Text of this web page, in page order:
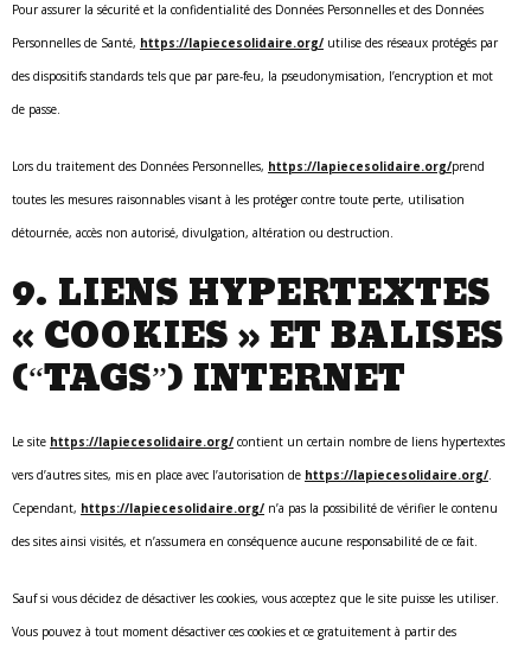
Pour assurer la sécurité et la confidentialité des Données Personnelles et des Données
Personnelles de Santé, https://lapiecesolidaire.org/ utilise des réseaux protégés par
des dispositifs standards tels que par pare-feu, la pseudonymisation, l’encryption et mot
de passe.
Lors du traitement des Données Personnelles, https://lapiecesolidaire.org/prend
toutes les mesures raisonnables visant à les protéger contre toute perte, utilisation
détournée, accès non autorisé, divulgation, altération ou destruction.
9. LIENS HYPERTEXTES
« COOKIES » ET BALISES
(“TAGS”) INTERNET
Le site https://lapiecesolidaire.org/ contient un certain nombre de liens hypertextes
vers d’autres sites, mis en place avec l’autorisation de https://lapiecesolidaire.org/.
Cependant, https://lapiecesolidaire.org/ n’a pas la possibilité de vérifier le contenu
des sites ainsi visités, et n’assumera en conséquence aucune responsabilité de ce fait.
Sauf si vous décidez de désactiver les cookies, vous acceptez que le site puisse les utiliser.
Vous pouvez à tout moment désactiver ces cookies et ce gratuitement à partir des